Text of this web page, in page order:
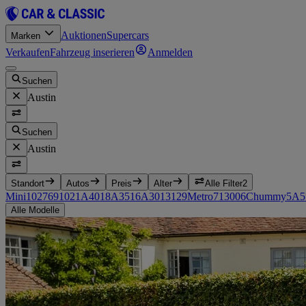
Marken AuktionenSupercars
VerkaufenFahrzeug inserieren Anmelden
Suchen
Austin
Suchen
Austin
Standort Autos Preis Alter Alle Filter2
Mini1027691021 A4018A3516A3013129Metro713006Chummy5
Alle Modelle